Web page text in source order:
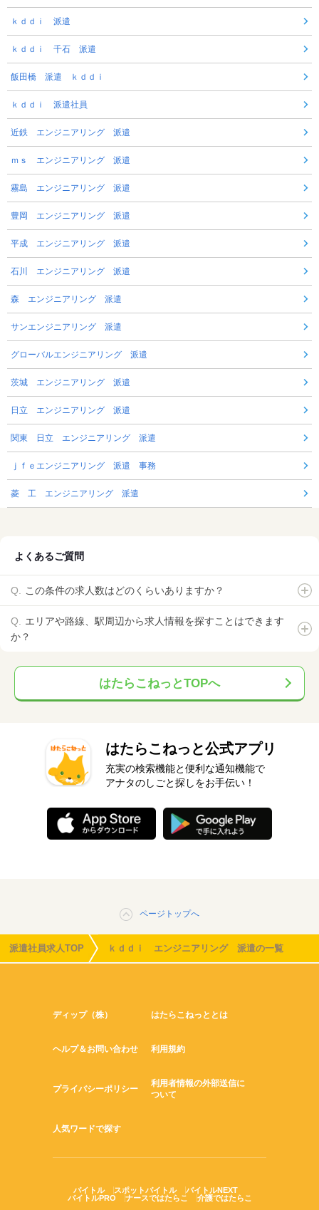
ｋｄｄｉ 派遣
ｋｄｄｉ 千石 派遣
飯田橋 派遣 ｋｄｄｉ
ｋｄｄｉ 派遣社員
近鉄 エンジニアリング 派遣
ｍｓ エンジニアリング 派遣
霧島 エンジニアリング 派遣
豊岡 エンジニアリング 派遣
平成 エンジニアリング 派遣
石川 エンジニアリング 派遣
森 エンジニアリング 派遣
サンエンジニアリング 派遣
グローバルエンジニアリング 派遣
茨城 エンジニアリング 派遣
日立 エンジニアリング 派遣
関東 日立 エンジニアリング 派遣
ｊｆｅエンジニアリング 派遣 事務
菱 工 エンジニアリング 派遣
よくあるご質問
この条件の求人数はどのくらいありますか？
エリアや路線、駅周辺から求人情報を探すことはできます
か？
はたらこねっとTOPへ
はたらこねっと公式アプリ
充実の検索機能と便利な通知機能で
アナタのしごと探しをお手伝い！
ページトップへ
派遣社員求人TOP ｋｄｄｉ エンジニアリング 派遣の一覧
ディップ（株） はたらこねっととは
ヘルプ＆お問い合わせ 利用規約
プライバシーポリシー
利用者情報の外部送信に
ついて
人気ワードで探す
バイトル スポットバイトル
バイトルNEXT
バイトルPRO
ナースではたらこ 介護ではたらこ